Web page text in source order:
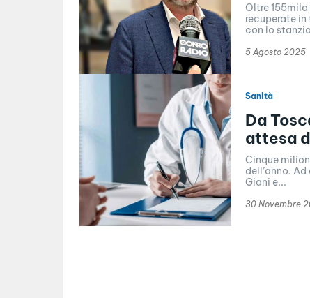
Oltre
recuperate
con lo
5 Agosto 2025
Sanità
Da
attesa
Cinque
dell’anno.
Giani e...
30 Novembre